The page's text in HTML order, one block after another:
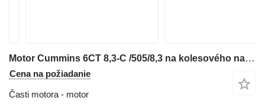
Motor Cummins 6CT 8,3-C /505/8,3 na kolesového nakladača Komatsu WA320
Cena na požiadanie
Časti motora - motor